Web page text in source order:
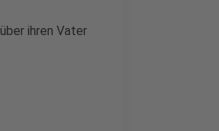
ihren Vater